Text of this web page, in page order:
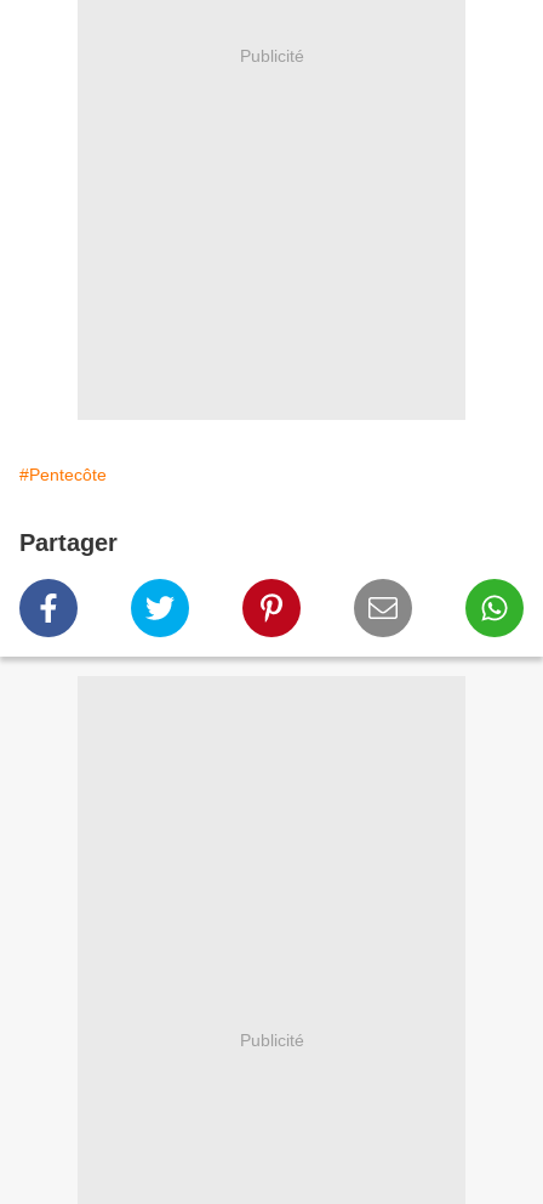
Publicité
#Pentecôte
Partager
Publicité